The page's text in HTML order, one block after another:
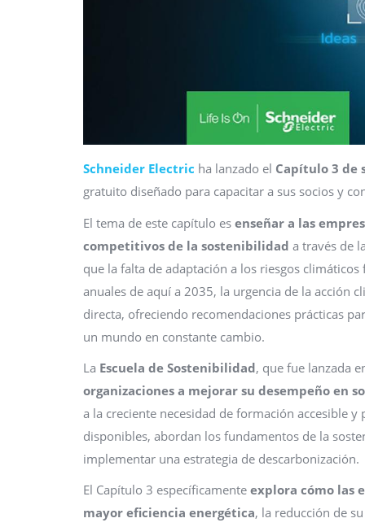
Schneider Electric ha lanzado el Capítulo 3 de
gratuito diseñado para capacitar a sus socios y
El tema de este capítulo es enseñar a las
competitivos de la sostenibilidad a través de
que la falta de adaptación a los riesgos
anuales de aquí a 2035, la urgencia de la acción
directa, ofreciendo recomendaciones prácticas
un mundo en constante cambio.
La Escuela de Sostenibilidad, que fue lanzada
organizaciones a mejorar su desempeño en
a la creciente necesidad de formación accesible
disponibles, abordan los fundamentos de la
implementar una estrategia de descarbonización.
El Capítulo 3 específicamente explora cómo las
mayor eficiencia energética, la reducción de